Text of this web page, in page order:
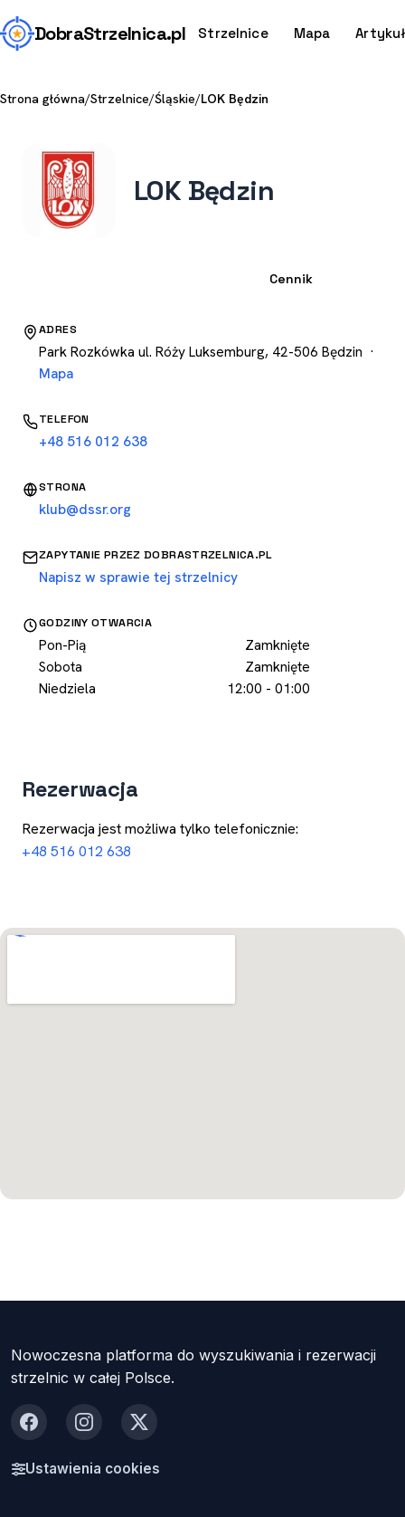
DobraStrzelnica.pl Strzelnice Mapa
Strona główna/Strzelnice/Śląskie/LOK Będzin
LOK Będzin
Cennik
ADRES
Park Rozkówka ul. Róży Luksemburg, 42-506 Będzin ·
Mapa
TELEFON
+48 516 012 638
STRONA
klub@dssr.org
ZAPYTANIE PRZEZ DOBRASTRZELNICA.PL
Napisz w sprawie tej strzelnicy
GODZINY OTWARCIA
Pon-Pią
Zamknięte
Sobota
Zamknięte
Niedziela
12:00 - 01:00
Rezerwacja
Rezerwacja jest możliwa tylko telefonicznie:
+48 516 012 638
Nowoczesna platforma do wyszukiwania i rezerwacji
strzelnic w całej Polsce.
FacebookInstagram
X
Ustawienia cookies